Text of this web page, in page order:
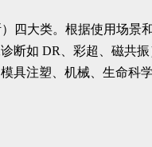
大类。根据使用场
如 DR、彩超、磁共
注塑、机械、生命科